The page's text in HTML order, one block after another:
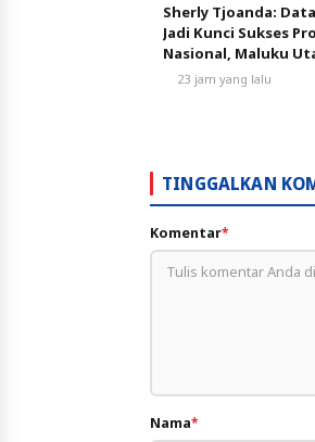
Sherly Tjoanda:
Jadi Kunci Sukses
Nasional, Maluku
Boleh Kehilangan
23 jam yang lalu
TINGGALKAN
Komentar*
Nama*